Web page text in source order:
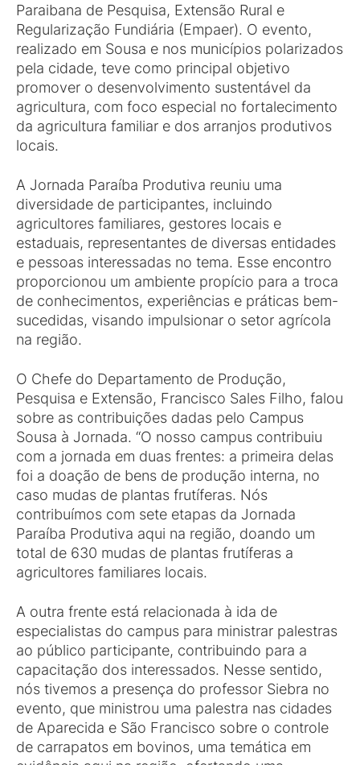
Paraibana de Pesquisa, Extensão Rural e
Regularização Fundiária (Empaer). O evento,
realizado em Sousa e nos municípios polarizados
pela cidade, teve como principal objetivo
promover o desenvolvimento sustentável da
agricultura, com foco especial no fortalecimento
da agricultura familiar e dos arranjos produtivos
locais.
A Jornada Paraíba Produtiva reuniu uma
diversidade de participantes, incluindo
agricultores familiares, gestores locais e
estaduais, representantes de diversas entidades
e pessoas interessadas no tema. Esse encontro
proporcionou um ambiente propício para a troca
de conhecimentos, experiências e práticas bem-
sucedidas, visando impulsionar o setor agrícola
na região.
O Chefe do Departamento de Produção,
Pesquisa e Extensão, Francisco Sales Filho, falou
sobre as contribuições dadas pelo Campus
Sousa à Jornada. “O nosso campus contribuiu
com a jornada em duas frentes: a primeira delas
foi a doação de bens de produção interna, no
caso mudas de plantas frutíferas. Nós
contribuímos com sete etapas da Jornada
Paraíba Produtiva aqui na região, doando um
total de 630 mudas de plantas frutíferas a
agricultores familiares locais.
A outra frente está relacionada à ida de
especialistas do campus para ministrar palestras
ao público participante, contribuindo para a
capacitação dos interessados. Nesse sentido,
nós tivemos a presença do professor Siebra no
evento, que ministrou uma palestra nas cidades
de Aparecida e São Francisco sobre o controle
de carrapatos em bovinos, uma temática em